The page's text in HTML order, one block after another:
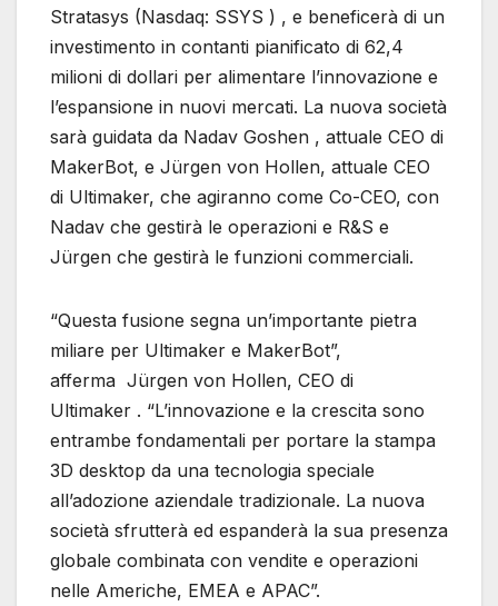
Stratasys (Nasdaq: SSYS ) , e beneficerà di un
investimento in contanti pianificato di 62,4
milioni di dollari per alimentare l’innovazione e
l’espansione in nuovi mercati. La nuova società
sarà guidata da Nadav Goshen , attuale CEO di
MakerBot, e Jürgen von Hollen, attuale CEO
di Ultimaker, che agiranno come Co-CEO, con
Nadav che gestirà le operazioni e R&S e
Jürgen che gestirà le funzioni commerciali.
“Questa fusione segna un’importante pietra
miliare per Ultimaker e MakerBot”,
afferma Jürgen von Hollen, CEO di
Ultimaker . “L’innovazione e la crescita sono
entrambe fondamentali per portare la stampa
3D desktop da una tecnologia speciale
all’adozione aziendale tradizionale. La nuova
società sfrutterà ed espanderà la sua presenza
globale combinata con vendite e operazioni
nelle Americhe, EMEA e APAC”.